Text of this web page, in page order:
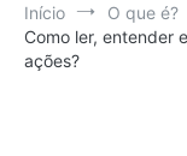
Início
O que é?
Como ler, entender
ações?